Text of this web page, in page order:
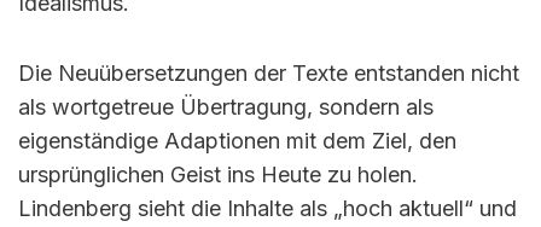
Die Neuübersetzungen der Texte entstanden nicht
als wortgetreue Übertragung, sondern als
eigenständige Adaptionen mit dem Ziel, den
ursprünglichen Geist ins Heute zu holen.
Lindenberg sieht die Inhalte als „hoch aktuell“ und